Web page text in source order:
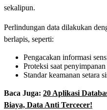
sekalipun.
Perlindungan data dilakukan
berlapis, seperti:
Pengacakan informasi
Proteksi saat
Standar keamanan setara
Baca Juga: 20 Aplikasi
Biaya, Data Anti Tercecer!